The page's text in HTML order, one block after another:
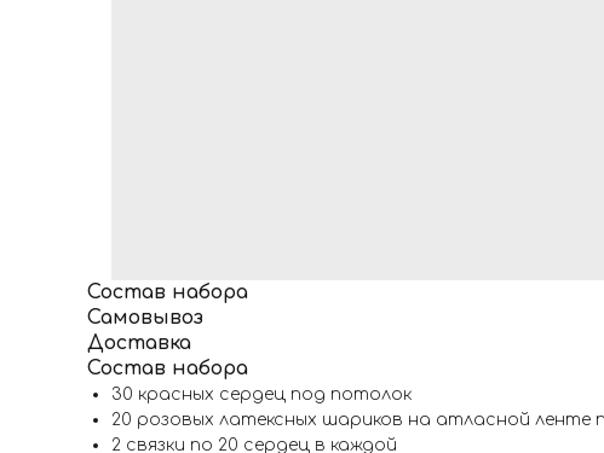
Состав набора
Самовывоз
Доставка
Состав набора
30 красных сердец под потолок
20 розовых латексных шариков на атласной ленте
2 связки по 20 сердец в каждой